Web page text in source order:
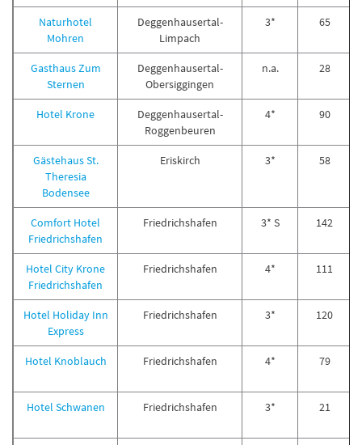
Naturhotel
Mohren
Deggenhausertal-
Limpach
3* 65
Gasthaus Zum
Sternen
Deggenhausertal-
Obersiggingen
n.a. 28
Hotel Krone
Deggenhausertal-
Roggenbeuren
4* 90
Gästehaus St.
Theresia
Bodensee
Eriskirch 3*
58
Comfort Hotel
Friedrichshafen
Friedrichshafen 3* S 142
Hotel City Krone
Friedrichshafen
Friedrichshafen 4* 111
Hotel Holiday Inn
Express
Friedrichshafen 3* 120
Hotel Knoblauch Friedrichshafen 4* 79
Hotel Schwanen Friedrichshafen 3* 21